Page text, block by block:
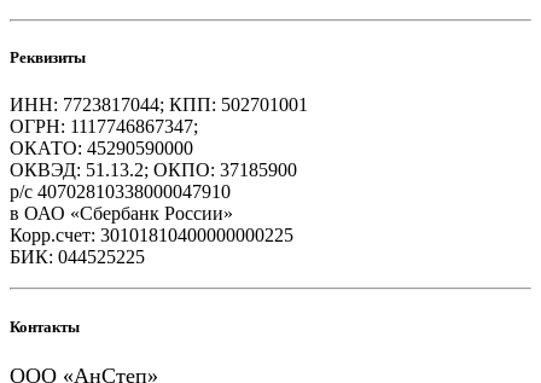
Реквизиты
ИНН: 7723817044; КПП: 502701001
ОГРН: 1117746867347;
ОКАТО: 45290590000
ОКВЭД: 51.13.2; ОКПО: 37185900
р/с 40702810338000047910
в ОАО «Сбербанк России»
Корр.счет: 30101810400000000225
БИК: 044525225
Контакты
ООО «АнСтеп»